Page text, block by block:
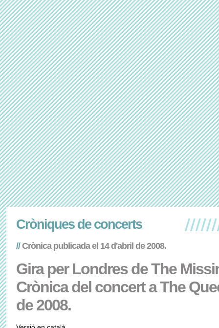
Cròniques de concerts
//Crònica publicada el 14 d'abril de 2008.
Gira per Londres de The
Crònica del concert a The
de 2008.